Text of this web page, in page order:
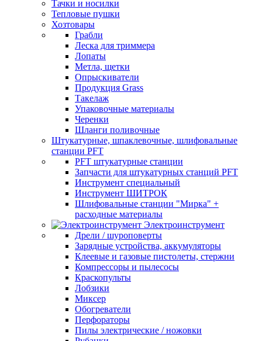
Тачки и носилки
Тепловые пушки
Хозтовары
Грабли
Леска для триммера
Лопаты
Метла, щетки
Опрыскиватели
Продукция Grass
Такелаж
Упаковочные материалы
Черенки
Шланги поливочные
Штукатурные, шпаклевочные, шлифовальные
станции PFT
PFT штукатурные станции
Запчасти для штукатурных станций PFT
Инструмент специальный
Инструмент ШИТРОК
Шлифовальные станции "Мирка" +
расходные материалы
Электроинструмент
Дрели / шуроповерты
Зарядные устройства, аккумуляторы
Клеевые и газовые пистолеты, стержни
Компрессоры и пылесосы
Краскопульты
Лобзики
Миксер
Обогреватели
Перфораторы
Пилы электрические / ножовки